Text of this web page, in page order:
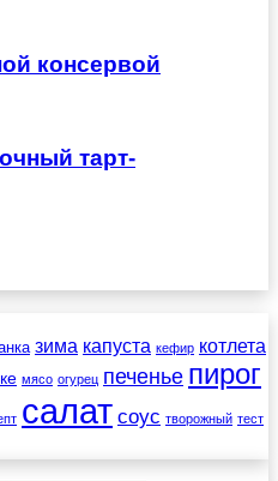
консервой
тарт-
зима капуста кефир котлета
мясо огурец печенье пирог
салат соус творожный тест